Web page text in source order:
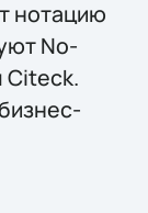
нотацию
No-
Citeck.